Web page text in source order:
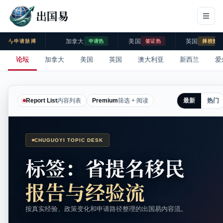
出国易
申请脉搏 加拿大 申请热 美国 签证热 英国 择校热
论坛 加拿大 美国 英国 澳大利亚 新西兰 爱
Report List内容列表 Premium筛选 + 阅读 最新 热门
CHUGUOYI TOPIC DESK
标签：省提名移民
报告与经验流
按真实经验、政策变化和申请路径整理的出国易内容流。